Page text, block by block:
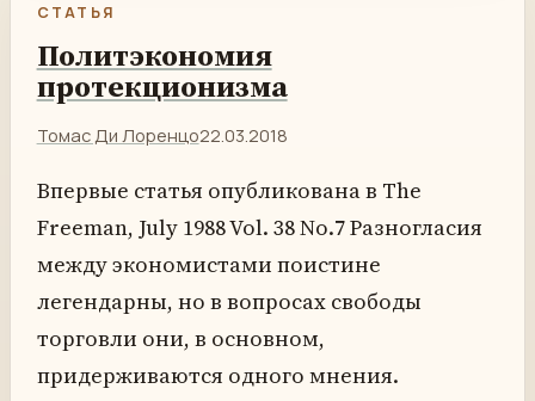
СТАТЬЯ
Политэкономия
протекционизма
Томас Ди Лоренцо22.03.2018
Впервые статья опубликована в The
Freeman, July 1988 Vol. 38 No.7 Разногласия
между экономистами поистине
легендарны, но в вопросах свободы
торговли они, в основном,
придерживаются одного мнения.